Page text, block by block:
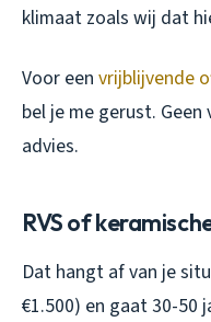
klimaat zoals wij dat
Voor een vrijblijvende
bel je me gerust.
advies.
RVS of
Dat hangt af van je
€1.500) en gaat 30-50